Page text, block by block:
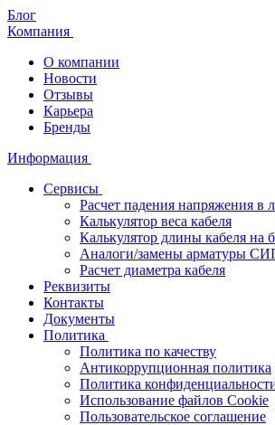
Блог
Компания
О компании
Новости
Отзывы
Карьера
Бренды
Информация
Сервисы
Расчет падения напряжения в
Калькулятор веса кабеля
Калькулятор длины кабеля на
Аналоги/замены арматуры
Расчет диаметра кабеля
Реквизиты
Контакты
Документы
Политика
Политика по качеству
Антикоррупционная политика
Политика
Использование файлов Cookie
Пользовательское соглашение